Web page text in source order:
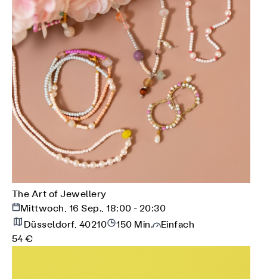
The Art of Jewellery
Mittwoch, 16 Sep., 18:00 - 20:30
Düsseldorf, 40210
150 Min.
Einfach
54 €